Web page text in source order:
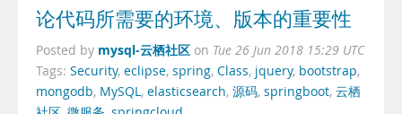
论代码所需要的环境、版本的重要性
Posted by mysql-云栖社区 on Tue 26 Jun 2018 15:29 UTC
Tags: Security, eclipse, spring, Class, jquery, bootstrap,
mongodb, MySQL, elasticsearch, 源码, springboot, 云栖